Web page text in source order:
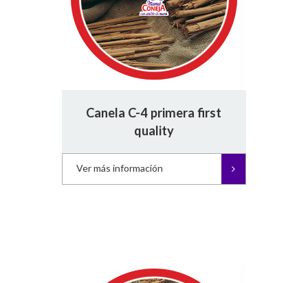
Canela C-4 primera first
quality
Ver más información